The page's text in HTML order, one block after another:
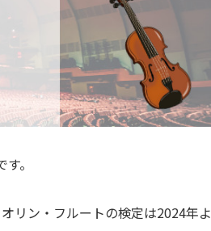
す。
リン・フルートの検定は2024年よ